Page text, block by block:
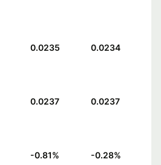
0.0235 0.0234
0.0237 0.0237
-0.81% -0.28%